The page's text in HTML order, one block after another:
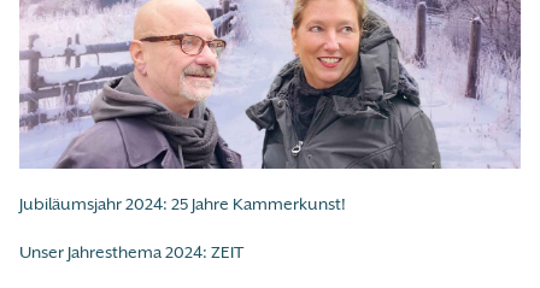
Jubiläumsjahr 2024: 25 Jahre Kammerkunst!
Unser Jahresthema 2024: ZEIT